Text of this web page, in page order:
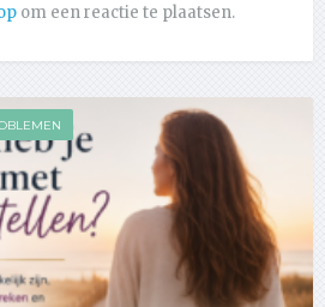
om een reactie te plaatsen.